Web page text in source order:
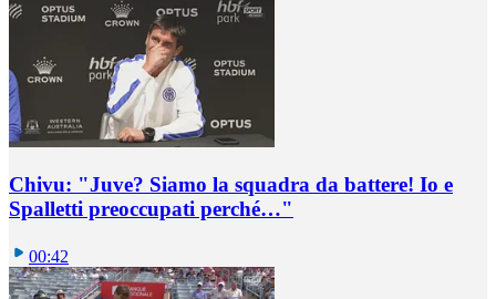
Chivu: "Juve? Siamo la squadra da battere! Io e
Spalletti preoccupati perché…"
00:42